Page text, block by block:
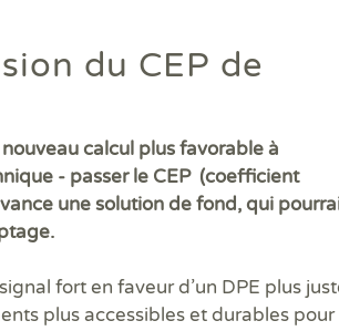
Diagamter réalise vos
Trouver une agence
du CEP de
calcul plus favorable à
- passer le CEP (coefficient
une solution de fond, qui
fort en faveur d’un DPE plus
plus accessibles et durables pour